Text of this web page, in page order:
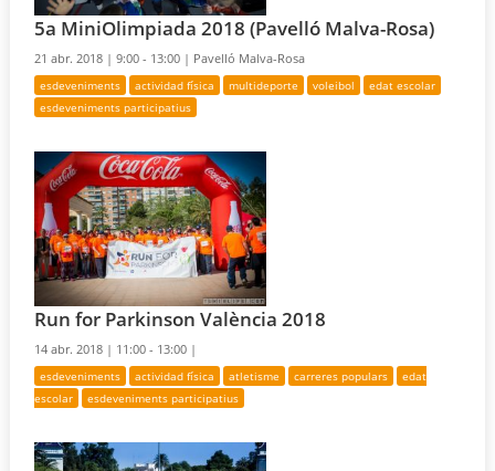
5a MiniOlimpiada 2018 (Pavelló Malva-Rosa)
21 abr. 2018 |9:00 - 13:00 | Pavelló Malva-Rosa
esdeveniments actividad física multideporte voleibol
edat escolar
esdeveniments participatius
Run for Parkinson València 2018
14 abr. 2018 | 11:00 - 13:00 |
esdeveniments actividad física atletisme carreres populars
edat
escolar
esdeveniments participatius